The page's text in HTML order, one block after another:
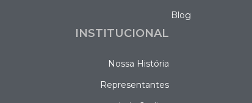
Blog
INSTITUCIONAL
Nossa História
Representantes